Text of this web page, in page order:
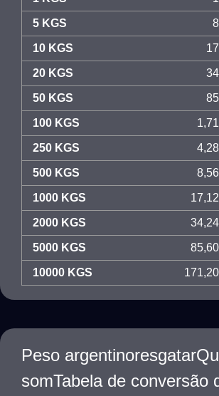
5 KGS
10 KGS
20 KGS
50 KGS
100 KGS
250 KGS
500 KGS
1000 KGS
2000 KGS
5000 KGS
10000 KGS
Peso
somTabela de conversão